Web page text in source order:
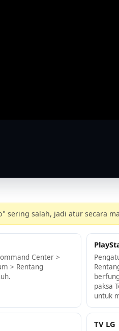
sering salah, jadi atur secara
Center >
> Rentang
paksa
untuk
TV LG